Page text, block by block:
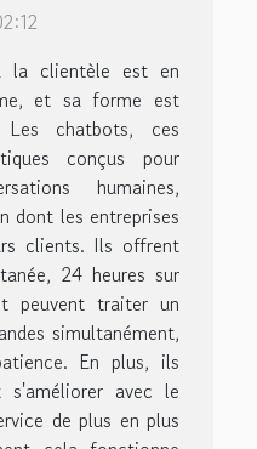
la clientèle est en
et sa forme est
chatbots, ces
conçus pour
humaines,
dont les entreprises
clients. Ils offrent
24 heures sur
traiter un
simultanément,
En plus, ils
s'améliorer avec le
de plus en plus